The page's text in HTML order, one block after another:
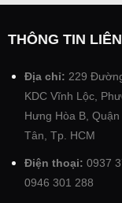
THÔNG TIN
Địa chỉ: 229
KDC Vĩnh Lộc,
Hưng Hòa B, Quận
Tân, Tp. HCM
Điện thoại: 0937
0946 301 288